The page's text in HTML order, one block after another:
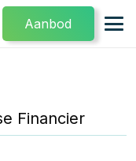
Aanbod
Financier